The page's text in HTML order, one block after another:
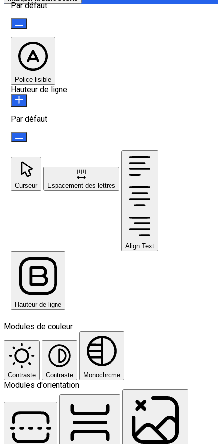
Par défaut
Police lisible
Hauteur de ligne
Par défaut
Curseur Espacement des lettres
Align Text
Hauteur de ligne
Modules de couleur
Contraste Contraste Monochrome
Modules d'orientation